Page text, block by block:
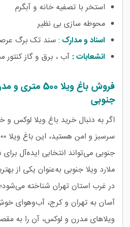
استخر با تصفیه خانه و آبگرم
محوطه سازی بی نظیر
اسناد و مدارک : سند تک برگ
انشعابات : آب ، برق و گاز
فروش باغ ویلا
جنوبی
اگر به دنبال خرید باغ ویلا
جنوبی می‌تواند انتخابی ایده‌آل
ملارد ویلا جنوبی به‌عنوان یکی از
در غرب استان تهران شناخته
آسان به تهران و کرج، آب‌وهوای
ویلاهای مدرن و لوکس، آن را به